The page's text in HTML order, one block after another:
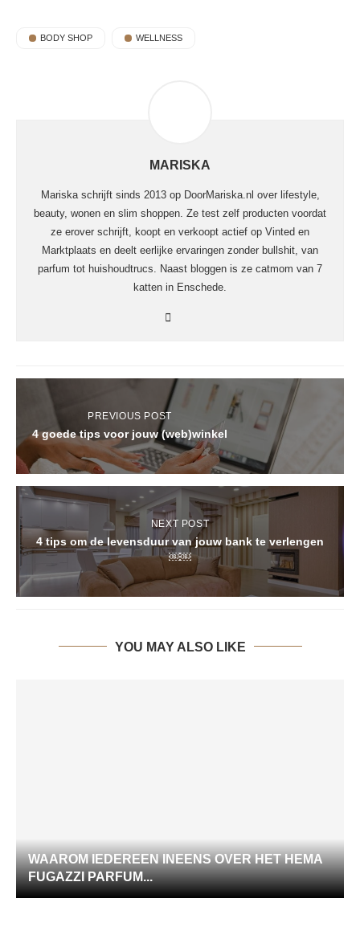
BODY SHOP WELLNESS
MARISKA
Mariska schrijft sinds 2013 op DoorMariska.nl over lifestyle,
beauty, wonen en slim shoppen. Ze test zelf producten voordat
ze erover schrijft, koopt en verkoopt actief op Vinted en
Marktplaats en deelt eerlijke ervaringen zonder bullshit, van
parfum tot huishoudtrucs. Naast bloggen is ze catmom van 7
katten in Enschede.
PREVIOUS POST
4 goede tips voor jouw (web)winkel
NEXT POST
4 tips om de levensduur van jouw bank te verlengen
￼￼
YOU MAY ALSO LIKE
WAAROM IEDEREEN INEENS OVER HET HEMA
FUGAZZI PARFUM...